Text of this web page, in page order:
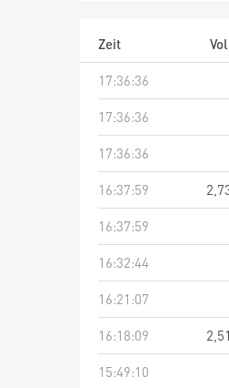
Zeit
17:36:36
17:36:36
17:36:36
16:37:59
16:37:59
16:32:44
16:21:07
16:18:09
15:49:10